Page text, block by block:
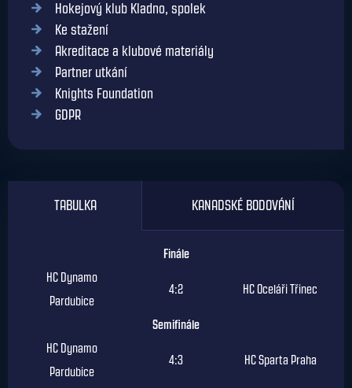
Hokejový klub Kladno, spolek
Ke stažení
Akreditace a klubové materiály
Partner utkání
Knights Foundation
GDPR
TABULKA KANADSKÉ BODOVÁNÍ
Finále
HC Dynamo
Pardubice
4:2 HC Oceláři Třinec
Semifinále
HC Dynamo
Pardubice
4:3 HC Sparta Praha